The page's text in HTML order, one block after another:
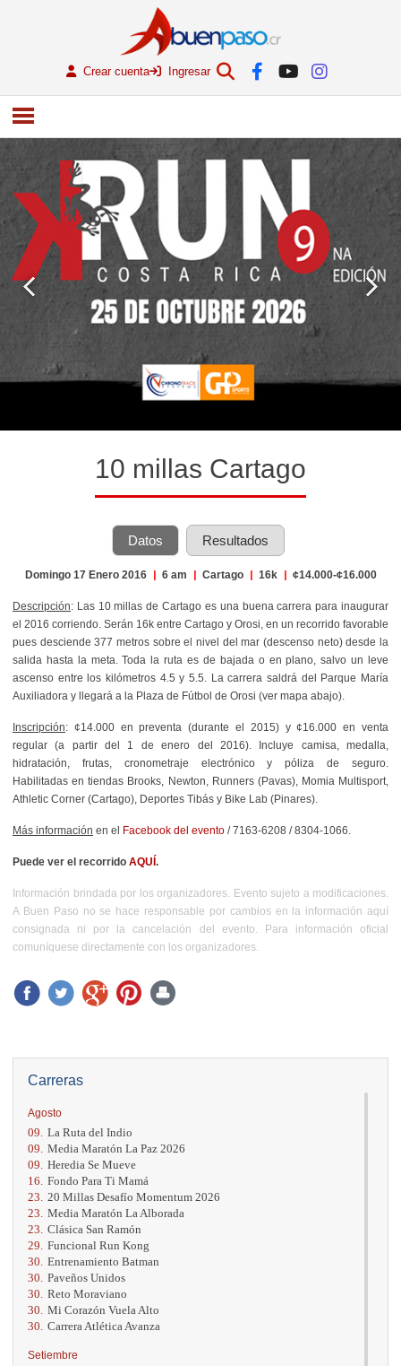
Crear cuenta Ingresar
Carreras
Agosto
09. La Ruta del Indio
09. Media Maratón La Paz 2026
09. Heredia Se Mueve
16. Fondo Para Ti Mamá
23. 20 Millas Desafío Momentum 2026
23. Media Maratón La Alborada
23. Clásica San Ramón
29. Funcional Run Kong
30. Entrenamiento Batman
30. Paveños Unidos
30. Reto Moraviano
30. Mi Corazón Vuela Alto
30. Carrera Atlética Avanza
Setiembre
10 millas Cartago
Datos Resultados
Domingo 17 Enero 2016 | 6 am | Cartago | 16k | ¢14.000-¢16.000
Descripción: Las 10 millas de Cartago es una buena carrera para inaugurar
el 2016 corriendo. Serán 16k entre Cartago y Orosi, en un recorrido favorable
pues desciende 377 metros sobre el nivel del mar (descenso neto) desde la
salida hasta la meta. Toda la ruta es de bajada o en plano, salvo un leve
ascenso entre los kilómetros 4.5 y 5.5. La carrera saldrá del Parque María
Auxiliadora y llegará a la Plaza de Fútbol de Orosi (ver mapa abajo).
Inscripción: ¢14.000 en preventa (durante el 2015) y ¢16.000 en venta
regular (a partir del 1 de enero del 2016). Incluye camisa, medalla,
hidratación, frutas, cronometraje electrónico y póliza de seguro.
Habilitadas en tiendas Brooks, Newton, Runners (Pavas), Momia Multisport,
Athletic Corner (Cartago), Deportes Tibás y Bike Lab (Pinares).
Más información en el Facebook del evento / 7163-6208 / 8304-1066.
Puede ver el recorrido AQUÍ.
Información brindada por los organizadores. Evento sujeto a modificaciones.
A Buen Paso no se hace responsable por cambios en la información aquí
consignada ni por la cancelación del evento. Para información oficial
comuníquese directamente con los organizadores.